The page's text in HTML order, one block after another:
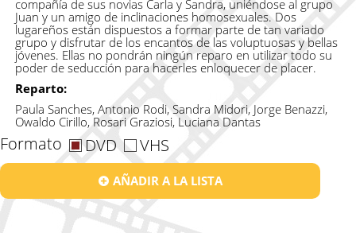
compañía de sus novias Carla y Sandra, uniéndose al grupo
Juan y un amigo de inclinaciones homosexuales. Dos
lugareños están dispuestos a formar parte de tan variado
grupo y disfrutar de los encantos de las voluptuosas y bellas
jóvenes. Ellas no pondrán ningún reparo en utilizar todo su
poder de seducción para hacerles enloquecer de placer.
Reparto:
Paula Sanches, Antonio Rodi, Sandra Midori, Jorge Benazzi,
Owaldo Cirillo, Rosari Graziosi, Luciana Dantas
Formato DVD VHS
AÑADIR A LA LISTA